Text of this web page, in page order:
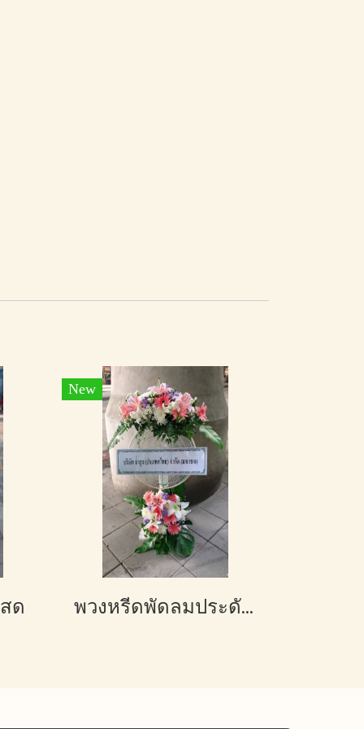
ด
New
พวงหรีดพัดลมประดับดอกไม้สด